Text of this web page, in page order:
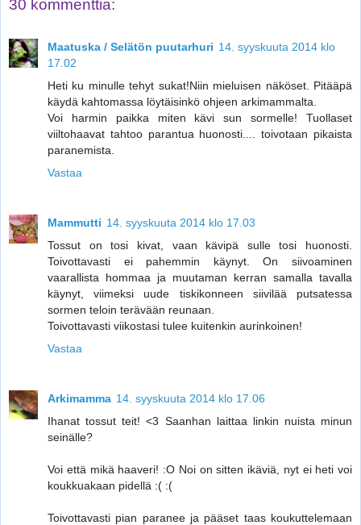
30 kommenttia:
Maatuska / Selätön puutarhuri 14. syyskuuta 2014 klo
17.02
Heti ku minulle tehyt sukat!Niin mieluisen näköset. Pitääpä
käydä kahtomassa löytäisinkö ohjeen arkimammalta.
Voi harmin paikka miten kävi sun sormelle! Tuollaset
viiltohaavat tahtoo parantua huonosti.... toivotaan pikaista
paranemista.
Vastaa
Mammutti 14. syyskuuta 2014 klo 17.03
Tossut on tosi kivat, vaan kävipä sulle tosi huonosti.
Toivottavasti ei pahemmin käynyt. On siivoaminen
vaarallista hommaa ja muutaman kerran samalla tavalla
käynyt, viimeksi uude tiskikonneen siivilää putsatessa
sormen teloin terävään reunaan.
Toivottavasti viikostasi tulee kuitenkin aurinkoinen!
Vastaa
Arkimamma 14. syyskuuta 2014 klo 17.06
Ihanat tossut teit! <3 Saanhan laittaa linkin nuista minun
seinälle?
Voi että mikä haaveri! :O Noi on sitten ikäviä, nyt ei heti voi
koukkuakaan pidellä :( :(
Toivottavasti pian paranee ja pääset taas koukuttelemaan